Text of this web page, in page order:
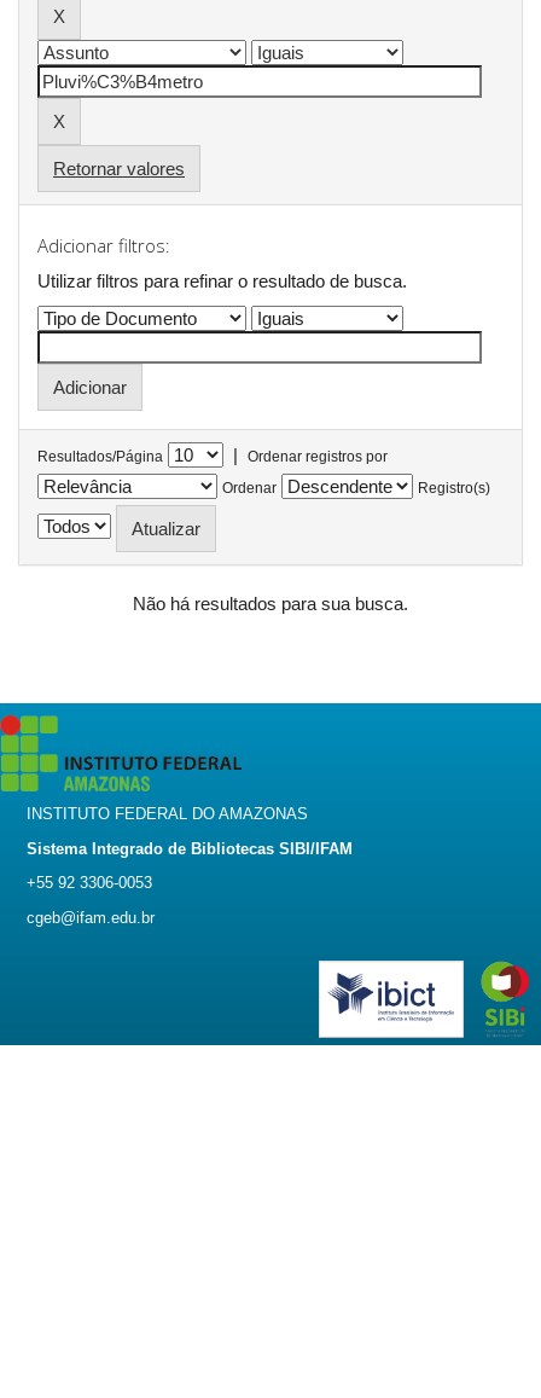
Retornar valores
Adicionar filtros:
Utilizar filtros para refinar o resultado de busca.
Resultados/Página |
Ordenar registros por
Ordenar
Registro(s)
Não há resultados para sua busca.
INSTITUTO FEDERAL DO AMAZONAS
Sistema Integrado de Bibliotecas SIBI/IFAM
+55 92 3306-0053
cgeb@ifam.edu.br